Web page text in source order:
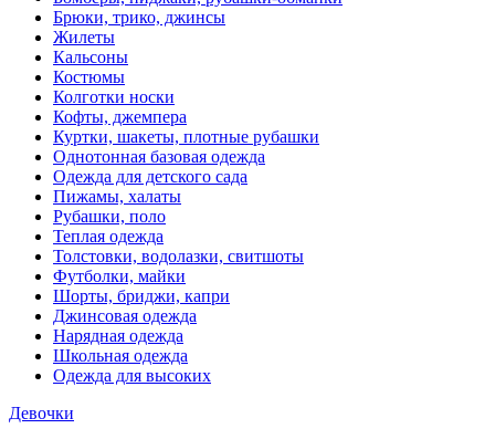
Брюки, трико, джинсы
Жилеты
Кальсоны
Костюмы
Колготки носки
Кофты, джемпера
Куртки, шакеты, плотные рубашки
Однотонная базовая одежда
Одежда для детского сада
Пижамы, халаты
Рубашки, поло
Теплая одежда
Толстовки, водолазки, свитшоты
Футболки, майки
Шорты, бриджи, капри
Джинсовая одежда
Нарядная одежда
Школьная одежда
Одежда для высоких
Девочки